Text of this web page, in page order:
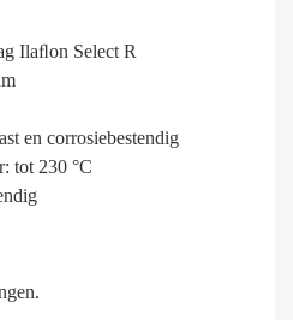
Ilaﬂon Select R
en corrosiebestendig
tot 230 °C